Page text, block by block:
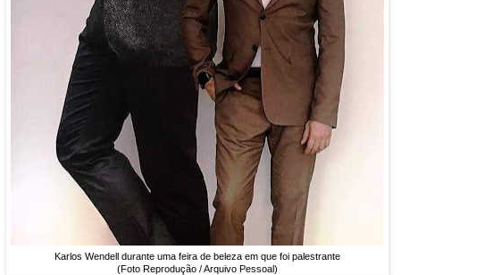
Karlos Wendell durante uma feira de beleza em que foi palestrante
(Foto Reprodução / Arquivo Pessoal)